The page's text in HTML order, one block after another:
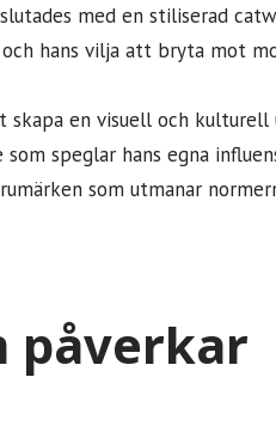
med en stiliserad
hans vilja att bryta mot
skapa en visuell och
speglar hans egna
som utmanar
påverkar